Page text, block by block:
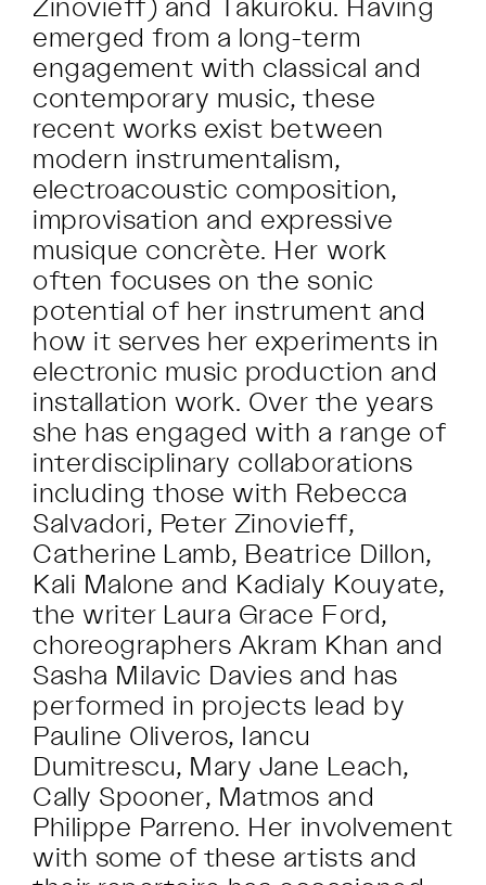
emerged from a long-term
engagement with classical and
contemporary music, these
recent works exist between
modern instrumentalism,
electroacoustic composition,
improvisation and expressive
musique concrète. Her work
often focuses on the sonic
potential of her instrument and
how it serves her experiments in
electronic music production and
installation work. Over the years
she has engaged with a range of
interdisciplinary collaborations
including those with Rebecca
Salvadori, Peter Zinovieff,
Catherine Lamb, Beatrice Dillon,
Kali Malone and Kadialy Kouyate,
the writer Laura Grace Ford,
choreographers Akram Khan and
Sasha Milavic Davies and has
performed in projects lead by
Pauline Oliveros, Iancu
Dumitrescu, Mary Jane Leach,
Cally Spooner, Matmos and
Philippe Parreno. Her involvement
with some of these artists and